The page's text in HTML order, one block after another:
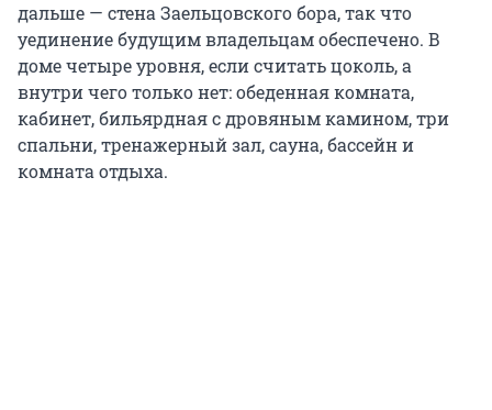
дальше — стена Заельцовского бора, так что
уединение будущим владельцам обеспечено. В
доме четыре уровня, если считать цоколь, а
внутри чего только нет: обеденная комната,
кабинет, бильярдная с дровяным камином, три
спальни, тренажерный зал, сауна, бассейн и
комната отдыха.